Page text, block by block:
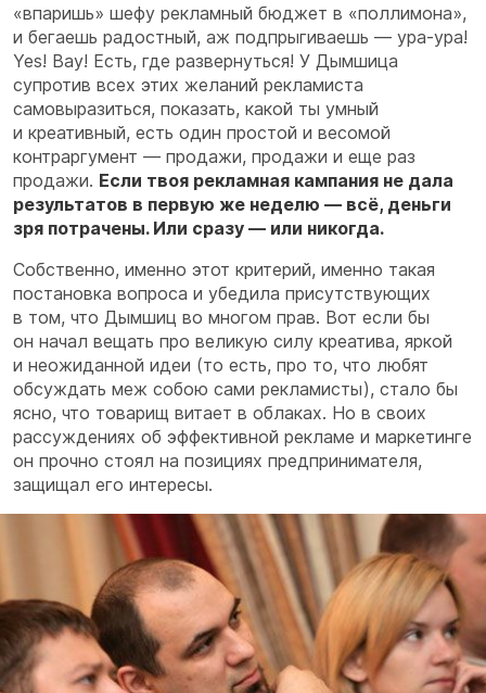
«впаришь» шефу рекламный бюджет в «поллимона»,
и бегаешь радостный, аж подпрыгиваешь — ура-ура!
Yes! Вау! Есть, где развернуться! У Дымшица
супротив всех этих желаний рекламиста
самовыразиться, показать, какой ты умный
и креативный, есть один простой и весомой
контраргумент — продажи, продажи и еще раз
продажи. Если твоя рекламная кампания не дала
результатов в первую же неделю — всё, деньги
зря потрачены. Или сразу — или никогда.
Собственно, именно этот критерий, именно такая
постановка вопроса и убедила присутствующих
в том, что Дымшиц во многом прав. Вот если бы
он начал вещать про великую силу креатива, яркой
и неожиданной идеи (то есть, про то, что любят
обсуждать меж собою сами рекламисты), стало бы
ясно, что товарищ витает в облаках. Но в своих
рассуждениях об эффективной рекламе и маркетинге
он прочно стоял на позициях предпринимателя,
защищал его интересы.